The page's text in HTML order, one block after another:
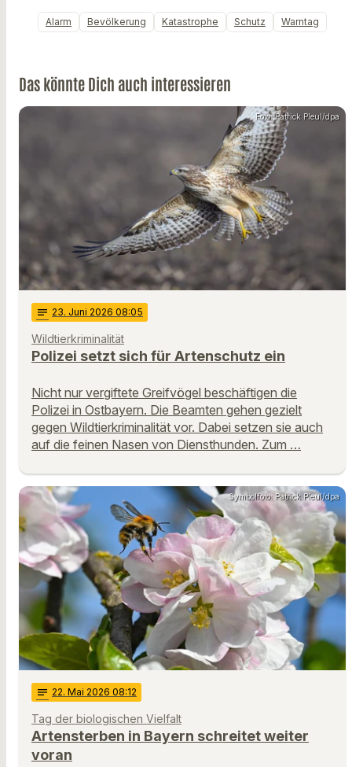
Alarm Bevölkerung Katastrophe Schutz Warntag
Das könnte Dich auch interessieren
Foto: Patrick Pleul/dpa
notes 23. Juni 2026 08:05
Wildtierkriminalität
Polizei setzt sich für Artenschutz ein
Nicht nur vergiftete Greifvögel beschäftigen die
Polizei in Ostbayern. Die Beamten gehen gezielt
gegen Wildtierkriminalität vor. Dabei setzen sie auch
auf die feinen Nasen von Diensthunden. Zum …
Symbolfoto: Patrick Pleul/dpa
notes 22. Mai 2026 08:12
Tag der biologischen Vielfalt
Artensterben in Bayern schreitet weiter
voran